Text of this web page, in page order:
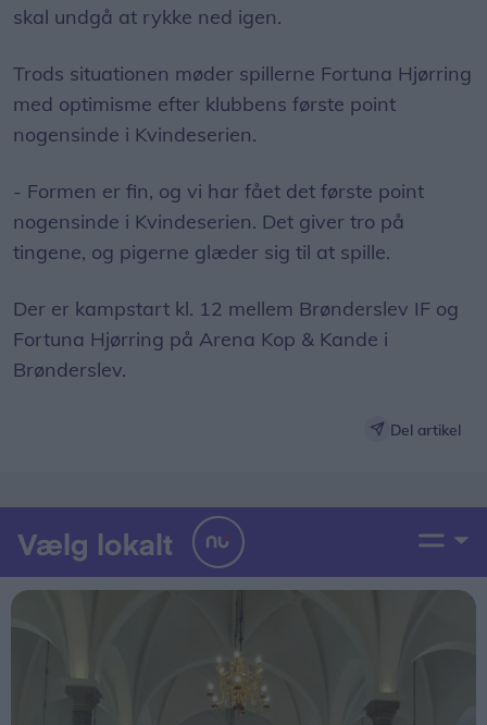
skal undgå at rykke ned igen.
Trods situationen møder spillerne Fortuna Hjørring
med optimisme efter klubbens første point
nogensinde i Kvindeserien.
- Formen er fin, og vi har fået det første point
nogensinde i Kvindeserien. Det giver tro på
tingene, og pigerne glæder sig til at spille.
Der er kampstart kl. 12 mellem Brønderslev IF og
Fortuna Hjørring på Arena Kop & Kande i
Brønderslev.
Del artikel